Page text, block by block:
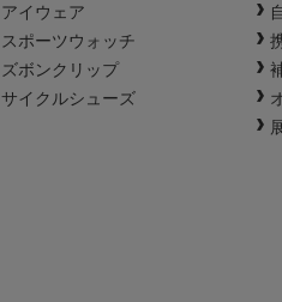
アイウェア
スポーツウォッチ
ズボンクリップ
サイクルシューズ